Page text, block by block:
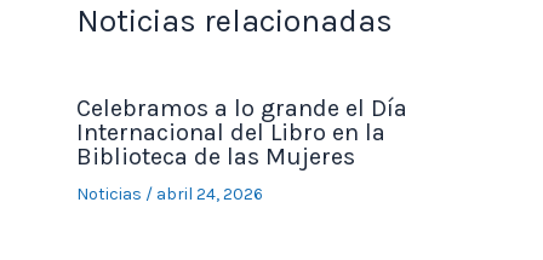
Noticias relacionadas
Celebramos a lo grande el Día
Internacional del Libro en la
Biblioteca de las Mujeres
Noticias / abril 24, 2026